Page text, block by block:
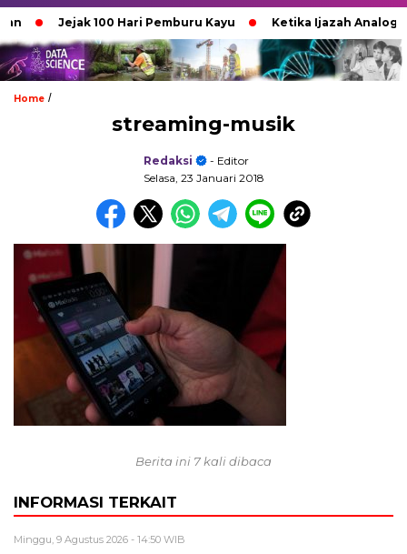
Jejak 100 Hari Pemburu Kayu Ketika Ijazah Analog
Home /
streaming-musik
Redaksi
- Editor
Selasa, 23 Januari 2018
Berita ini 7 kali dibaca
INFORMASI TERKAIT
Minggu, 9 Agustus 2026 - 14:50 WIB